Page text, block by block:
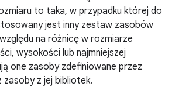
to taka, w przypadku której do
jest inny zestaw zasobów
na różnicę w rozmiarze
wysokości lub najmniejszej
one zasoby zdefiniowane przez
zasoby z jej bibliotek.